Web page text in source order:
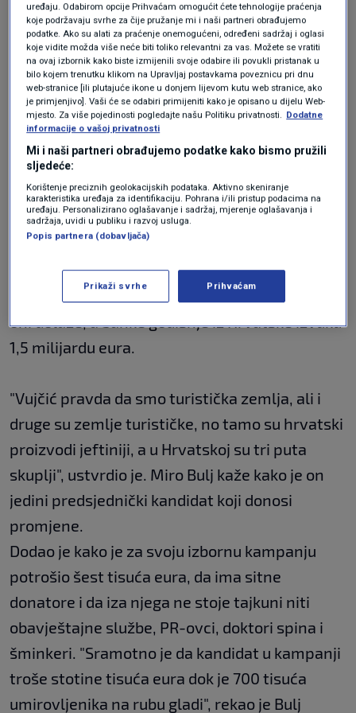
"Inflacije nikada nije bila veća kao ni cijene
prehrambenih proizvoda zbog uvođenje eura i
zbog notornog Vujčića guvernera hrvatske
nenarodne banke, koji je zajedno s premijerom
Andrejem Plenkovićemi predsjednikom
Zoranom Milanovićem
eura", rekao je Bulj.
Po njegovom tumačenju, strane banke i strani
trgovački lanci se bogate u Hrvatskoj, cijene su
kod nas tri puta veće nego u državama iz kojih
oni dolaze, a banke godišnje iz Hrvatske izvuku
1,5 milijardu eura.
"Vujčić pravda da smo turistička zemlja, ali i
druge su zemlje turističke, no tamo su hrvatski
proizvodi jeftiniji, a u Hrvatskoj su tri puta
skuplji", ustvrdio je. Miro Bulj kaže kako je on
jedini predsjednički kandidat koji donosi
promjene.
Dodao je kako je za svoju izbornu kampanju
potrošio šest tisuća eura, da ima sitne
donatore i da iza njega ne stoje tajkuni niti
obavještajne službe, PR-ovci, doktori spina i
šminkeri. "Sramotno je da kandidat u kampanji
troše stotine tisuća eura dok je 700 tisuća
umirovljenika na rubu gladi", rekao je Bulj
uređaju. Odabirom opcije Prihvaćam omogućit ćete tehnologije praćenja
koje podržavaju svrhe za čije pružanje mi i naši partneri obrađujemo
podatke. Ako su alati za praćenje onemogućeni, određeni sadržaj i oglasi
koje vidite možda više neće biti toliko relevantni za vas. Možete se vratiti
na ovaj izbornik kako biste izmijenili svoje odabire ili povukli pristanak u
bilo kojem trenutku klikom na Upravljaj postavkama poveznicu pri dnu
web-stranice [ili plutajuće ikone u donjem lijevom kutu web stranice, ako
je primjenjivo]. Vaši će se odabiri primijeniti kako je opisano u dijelu Web-
mjesto. Za više pojedinosti pogledajte našu Politiku privatnosti. Dodatne
informacije o vašoj privatnosti
Mi i naši partneri obrađujemo podatke kako bismo pružili
sljedeće:
Korištenje preciznih geolokacijskih podataka. Aktivno skeniranje
karakteristika uređaja za identifikaciju. Pohrana i/ili pristup podacima na
uređaju. Personalizirano oglašavanje i sadržaj, mjerenje oglašavanja i
sadržaja, uvidi u publiku i razvoj usluga.
Popis partnera (dobavljača)
Prikaži svrhe Prihvaćam